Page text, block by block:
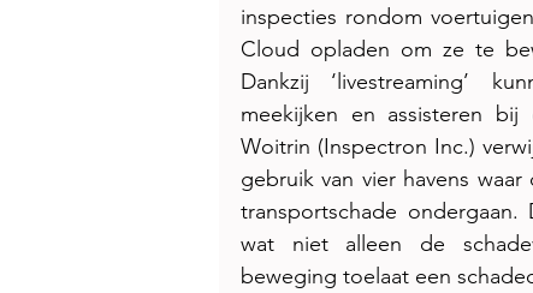
inspecties rondom
Cloud opladen om ze te
Dankzij ‘livestreaming’
meekijken en assisteren
Woitrin (Inspectron Inc.)
gebruik van vier havens
transportschade
wat niet alleen de
beweging toelaat een